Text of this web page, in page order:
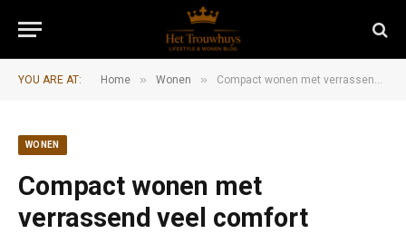
YOU ARE AT: Home » Wonen » Compact wonen met verrassend veel comfort
WONEN
Compact wonen met
verrassend veel comfort